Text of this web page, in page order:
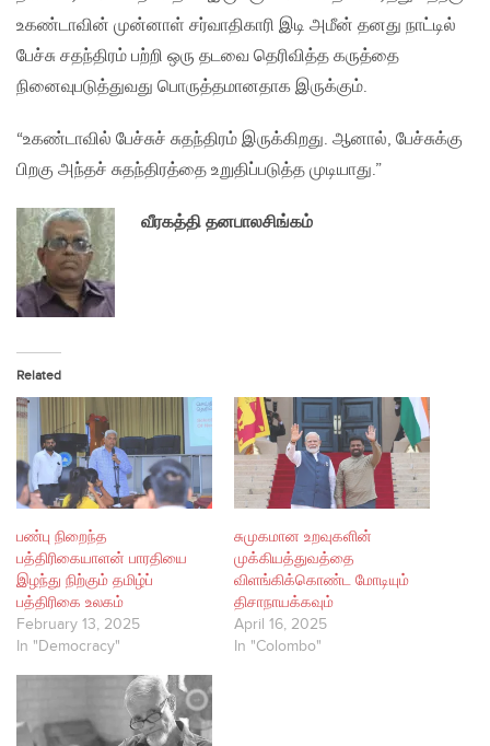
உகண்டாவின் முன்னாள் சர்வாதிகாரி இடி அமீன் தனது நாட்டில்
பேச்சு சதந்திரம் பற்றி ஒரு தடவை தெரிவித்த கருத்தை
நினைவுபடுத்துவது பொருத்தமானதாக இருக்கும்.
“உகண்டாவில் பேச்சுச் சுதந்திரம் இருக்கிறது. ஆனால், பேச்சுக்கு
பிறகு அந்தச் சுதந்திரத்தை உறுதிப்படுத்த முடியாது.”
வீரகத்தி தனபாலசிங்கம்
Related
பண்பு நிறைந்த
பத்திரிகையாளன் பாரதியை
இழந்து நிற்கும் தமிழ்ப்
பத்திரிகை உலகம்
February 13, 2025
In "Democracy"
சுமுகமான உறவுகளின்
முக்கியத்துவத்தை
விளங்கிக்கொண்ட மோடியும்
திசாநாயக்கவும்
April 16, 2025
In "Colombo"